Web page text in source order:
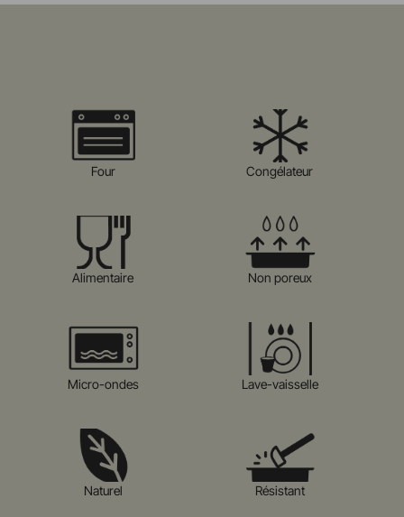
Four Congélateur
Alimentaire Non poreux
Micro-ondes Lave-vaisselle
Naturel Résistant